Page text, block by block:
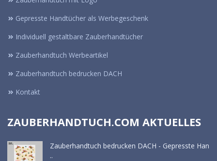
Gepresste Handtücher als Werbegeschenk
Individuell gestaltbare Zauberhandtücher
Zauberhandtuch Werbeartikel
Zauberhandtuch bedrucken DACH
Kontakt
ZAUBERHANDTUCH.COM AKTUELLES
Zauberhandtuch bedrucken DACH - Gepresste Han
..